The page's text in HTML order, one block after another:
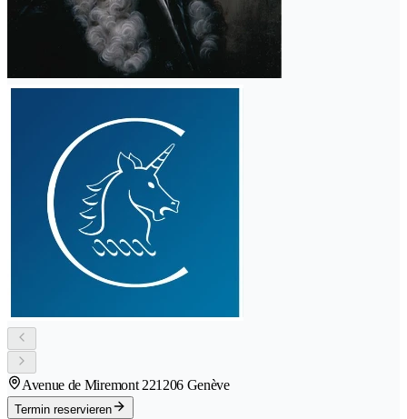
Avenue de Miremont 221206 Genève
Termin reservieren